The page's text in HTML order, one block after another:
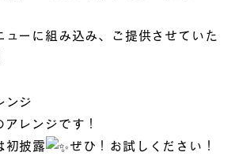
ューに組み込み、ご提供させていた
ンジ
レンジです！
初披露
ぜひ！お試しください！